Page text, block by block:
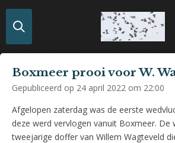
Ga
direct
de
hoofdinhoud
Boxmeer prooi voor W.
Gepubliceerd op 24 april 2022 om 22:00
Afgelopen zaterdag was de eerste
deze werd vervlogen vanuit Boxmeer. De
tweejarige doffer van Willem Wagteveld